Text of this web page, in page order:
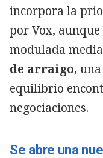
incorpora la
por Vox,
modulada
de arraigo,
equilibrio
negociaciones.
Se abre una